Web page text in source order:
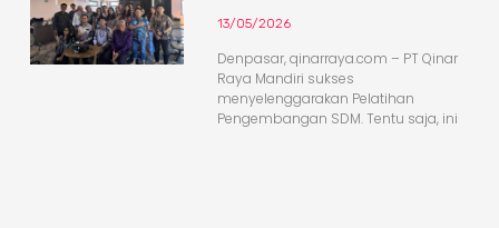
13/05/2026
Denpasar, qinarraya.com – PT Qinar
Raya Mandiri sukses
menyelenggarakan Pelatihan
Pengembangan SDM. Tentu saja, ini